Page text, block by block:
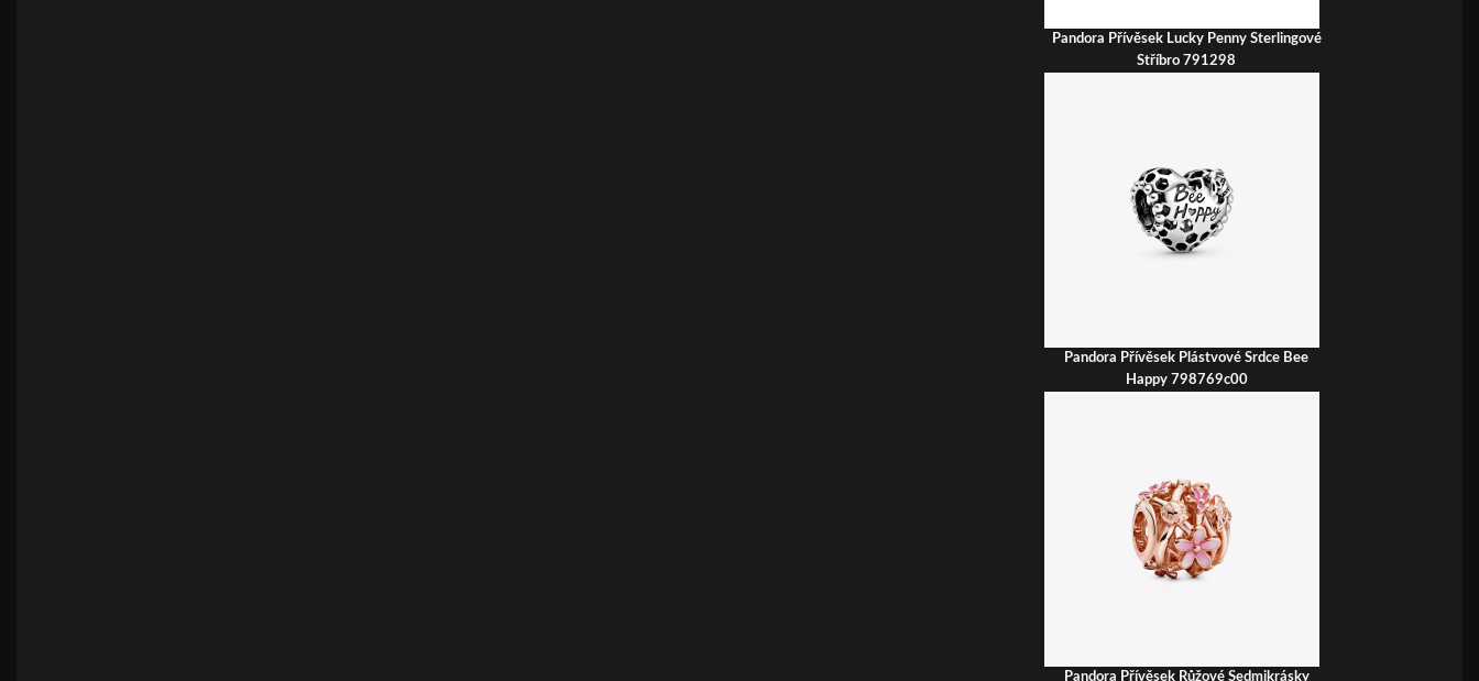
Pandora Přívěsek Lucky Penny Sterlingové
Stříbro 791298
Pandora Přívěsek Plástvové Srdce Bee
Happy 798769c00
Pandora Přívěsek Růžové Sedmikrásky